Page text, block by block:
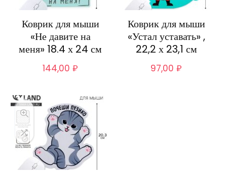
Коврик для мыши
«Не давите на
меня» 18.4 х 24 см
144,00₽
Коврик для мыши
«Устал уставать» ,
22,2 х 23,1 см
97,00₽